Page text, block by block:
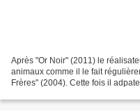
Après "Or Noir" (2011) le
animaux comme il le fait
Frères" (2004). Cette fois il